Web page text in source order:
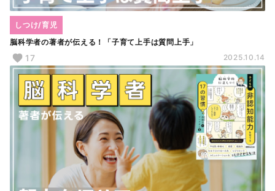
脳科学者の著者が伝える！「子育て上手は質問上手」
しつけ/育児
17 2025.10.14